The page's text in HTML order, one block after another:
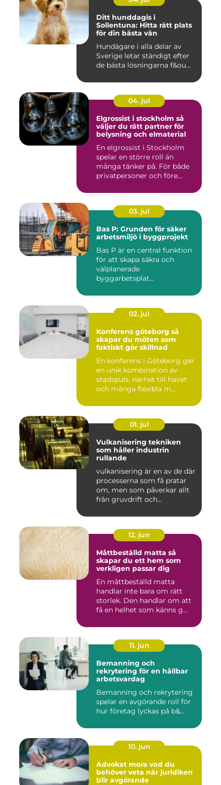
Ditt hunddagis i
Sollentuna: Hitta rätt plats
för din bästa vän
Hundägare i alla delar av
Sverige letar ständigt efter
de bästa lösningarna f&ou...
04. jul
Elgrossist i stockholm så
väljer du rätt partner för
belysning och elmaterial
En elgrossist i Stockholm
spelar en större roll än
många tänker på. För både
privatpersoner och före...
03. jul
Bas P: Grunden för säker
arbetsmiljö i byggprojekt
Bas P är en central funktion
för att skapa säkra och
välplanerade
byggarbetsplat...
02. jul
Konferens göteborg så
skapar du möten som
faktiskt gör skillnad
En konferens i Göteborg ger
en unik kombination av
stadspuls, närhet till havet
och många flexibla m...
01. jul
Vulkanisering tekniken
som håller industrin
rullande
vulkanisering är en av de där
processerna som få pratar
om, men som påverkar allt
från gruvdrift och...
12. jun
Måttbeställd matta så
skapar du ett hem som
verkligen passar dig
En måttbeställd matta
handlar inte bara om rätt
storlek. Den handlar om att
få en helhet som känns g...
11. jun
Bemanning och
rekrytering för en hållbar
arbetsvardag
Bemanning och rekrytering
spelar en avgörande roll för
hur företag lyckas på b&...
10. jun
Advokat mora vad du
behöver veta när juridiken
blir avgörande